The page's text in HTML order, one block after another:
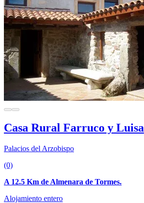
Casa Rural Farruco y Luisa
Palacios del Arzobispo
(0)
A 12.5 Km de Almenara de Tormes.
Alojamiento entero